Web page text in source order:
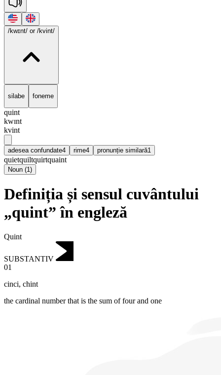
/kwɪnt/ or /kvint/
silabe foneme
quint
kwɪnt
kvint
adesea confundate4 rime4 pronunție similară1
quietquiltquirtquaint
Noun (1)
Definiția și sensul cuvântului
„quint” în engleză
Quint
SUBSTANTIV
01
cinci, chint
the cardinal number that is the sum of four and one